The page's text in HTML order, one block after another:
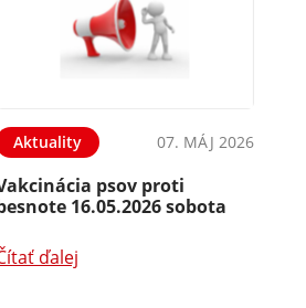
Aktuality 07. MÁJ 2026
psov proti
16.05.2026 sobota
ďalej